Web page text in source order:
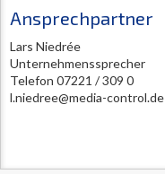
Ansprechpartner
Lars Niedrée
Unternehmenssprecher
Telefon 07221 / 309 0
l.niedree@media-control.de